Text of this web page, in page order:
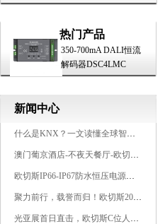
热门产品
350-700mA DALI恒流
解码器DSC4LMC
新闻中心
什么是KNX？一文读懂全球智能建筑控制标准
澳门葡京酒店-不夜天餐厅-欧切斯KNX智能控制系统打造高端智慧空间
欧切斯IP66-IP67防水恒压电源，无惧风雨，智稳如一
聚力前行，载誉而归！欧切斯2026光亚展完美收官
光亚展首日直击，欧切斯C位人气爆棚-双奖加冕，实力再出圈